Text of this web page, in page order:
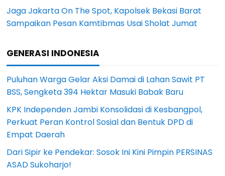
Jaga Jakarta On The Spot, Kapolsek Bekasi Barat
Sampaikan Pesan Kamtibmas Usai Sholat Jumat
GENERASI INDONESIA
Puluhan Warga Gelar Aksi Damai di Lahan Sawit PT
BSS, Sengketa 394 Hektar Masuki Babak Baru
KPK Independen Jambi Konsolidasi di Kesbangpol,
Perkuat Peran Kontrol Sosial dan Bentuk DPD di
Empat Daerah
Dari Sipir ke Pendekar: Sosok Ini Kini Pimpin PERSINAS
ASAD Sukoharjo!